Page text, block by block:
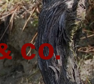
CO.